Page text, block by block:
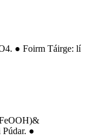
● Foirm Táirge: lí
●